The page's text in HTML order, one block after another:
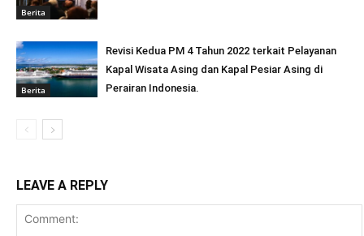
Berita
Berita
Revisi Kedua PM 4 Tahun 2022 terkait Pelayanan
Kapal Wisata Asing dan Kapal Pesiar Asing di
Perairan Indonesia.
LEAVE A REPLY